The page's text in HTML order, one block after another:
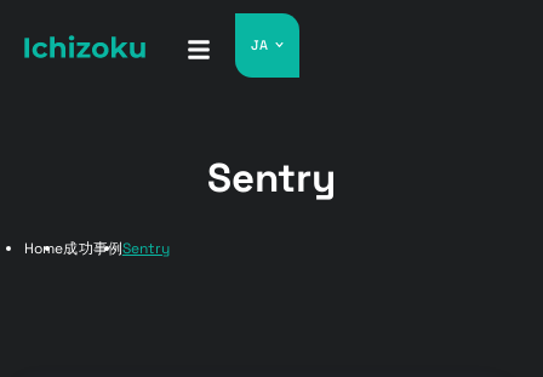
JA
Sentry
Home成功事例Sentry